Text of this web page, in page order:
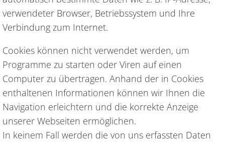
verwendeter Browser, Betriebssystem und Ihre
Verbindung zum Internet.
Cookies können nicht verwendet werden, um
Programme zu starten oder Viren auf einen
Computer zu übertragen. Anhand der in Cookies
enthaltenen Informationen können wir Ihnen die
Navigation erleichtern und die korrekte Anzeige
unserer Webseiten ermöglichen.
In keinem Fall werden die von uns erfassten Daten